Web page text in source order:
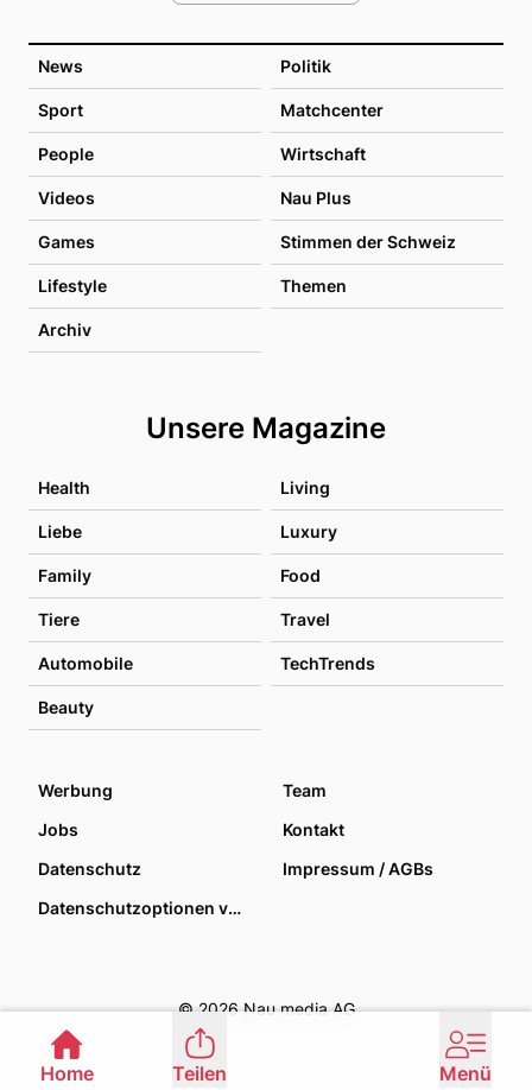
News Politik
Sport Matchcenter
People Wirtschaft
Videos Nau Plus
Games Stimmen der Schweiz
Lifestyle Themen
Archiv
Unsere Magazine
Health Living
Liebe Luxury
Family Food
Tiere Travel
Automobile TechTrends
Beauty
Werbung
Team
Jobs
Kontakt
Datenschutz
Impressum / AGBs
Datenschutzoptionen verwalten
© 2026 Nau media AG
Home Teilen Menü